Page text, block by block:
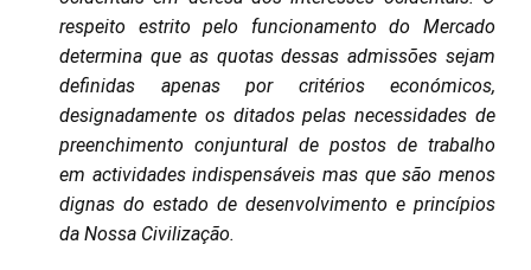
respeito estrito pelo funcionamento do Mercado
determina que as quotas dessas admissões sejam
definidas apenas por critérios económicos,
designadamente os ditados pelas necessidades de
preenchimento conjuntural de postos de trabalho
em actividades indispensáveis mas que são menos
dignas do estado de desenvolvimento e princípios
da Nossa Civilização.